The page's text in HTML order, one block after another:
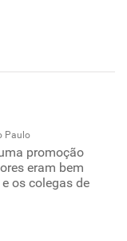
Paulo
promoção
eram bem
os colegas de